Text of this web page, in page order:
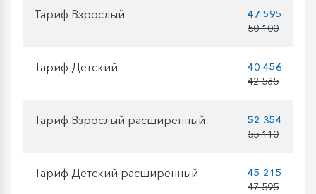
Тариф Взрослый
47 595
50 100
Тариф Детский
40 456
42 585
Тариф Взрослый расширенный
52 354
55 110
Тариф Детский расширенный
45 215
47 595